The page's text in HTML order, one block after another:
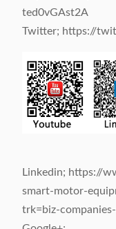
ted0vGAst2A
Twitter; https://
Linkedin; https://
smart-motor-
trk=biz-